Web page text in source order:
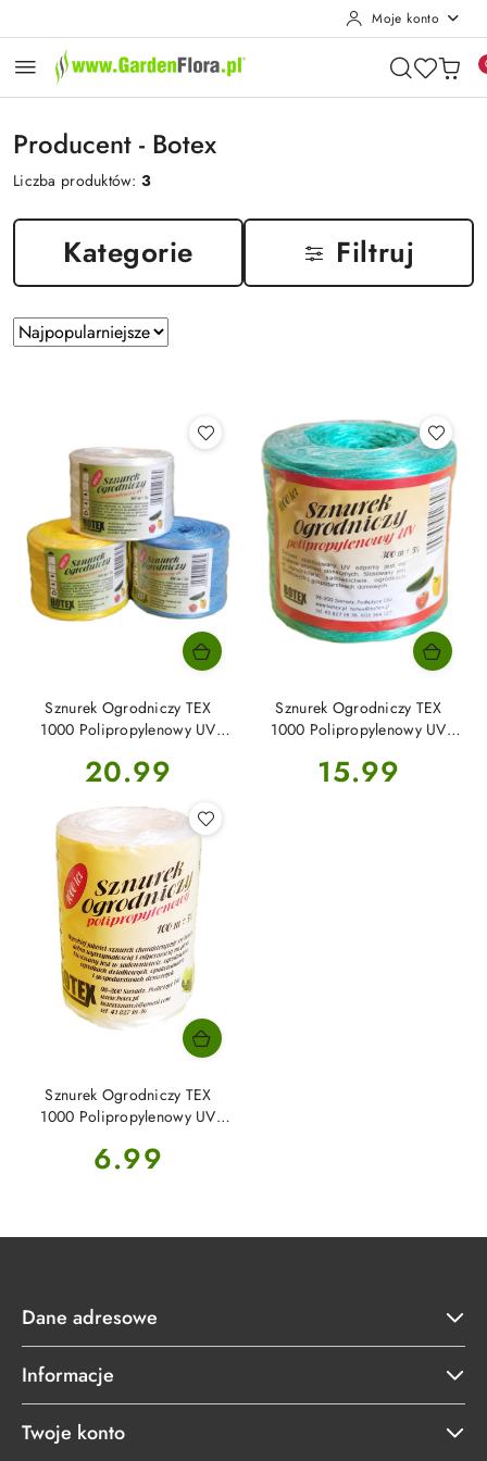
Moje konto
Producent - Botex
Liczba produktów:3
Kategorie Filtruj
Zastosowano
sortowanie:
Sortuj
według
Sznurek Ogrodniczy TEX
1000 Polipropylenowy UV
Cena:
20.99
Sznurek Ogrodniczy TEX
1000 Polipropylenowy UV
Cena:
15.99
Sznurek Ogrodniczy TEX
1000 Polipropylenowy UV
Cena:
6.99
Dane adresowe
Informacje
Twoje konto